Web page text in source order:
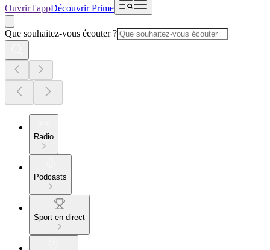
Ouvrir l'appDécouvrir Prime
Que souhaitez-vous écouter ?
Radio
Podcasts
Sport en direct